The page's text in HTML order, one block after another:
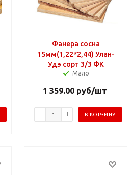
Фанера сосна
15мм(1,22*2,44) Улан-
Удэ сорт 3/3 ФК
Мало
1 359.00 руб/шт
В КОРЗИНУ